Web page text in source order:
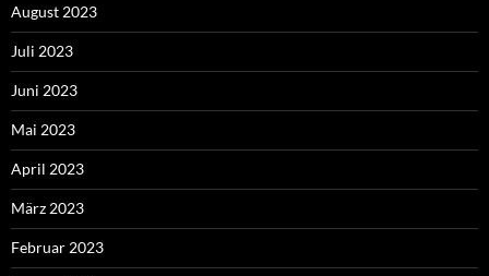
August 2023
Juli 2023
Juni 2023
Mai 2023
April 2023
März 2023
Februar 2023